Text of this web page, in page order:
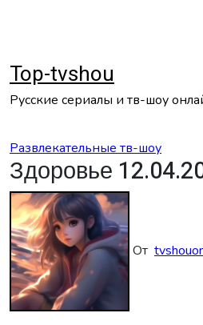
Top-tvshou
Русские сериалы и тв-шоу
Развлекательные тв-шоу
Здоровье
От